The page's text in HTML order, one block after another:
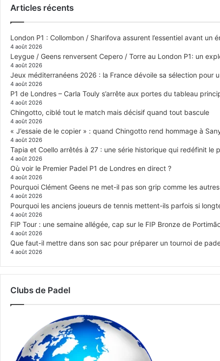
Articles récents
London P1 : Collombon / Sharifova assurent l’essentiel avant un
4 août 2026
Leygue / Geens renversent Cepero / Torre au London P1: un
4 août 2026
Jeux méditerranéens 2026 : la France dévoile sa sélection pour
4 août 2026
P1 de Londres – Carla Touly s’arrête aux portes du tableau
4 août 2026
Chingotto, ciblé tout le match mais décisif quand tout bascule
4 août 2026
« J’essaie de le copier » : quand Chingotto rend hommage à
4 août 2026
Tapia et Coello arrêtés à 27 : une série historique qui redéfinit le
4 août 2026
Où voir le Premier Padel P1 de Londres en direct ?
4 août 2026
Pourquoi Clément Geens ne met-il pas son grip comme les
4 août 2026
Pourquoi les anciens joueurs de tennis mettent-ils parfois si
4 août 2026
FIP Tour : une semaine allégée, cap sur le FIP Bronze de
4 août 2026
Que faut-il mettre dans son sac pour préparer un tournoi de
4 août 2026
Clubs de Padel